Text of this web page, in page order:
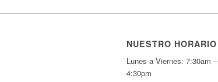
NUESTRO HORARIO
Lunes a Viernes: 7:30am –
4:30pm